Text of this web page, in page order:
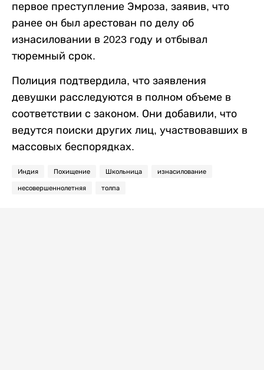
первое преступление Эмроза, заявив, что
ранее он был арестован по делу об
изнасиловании в 2023 году и отбывал
тюремный срок.
Полиция подтвердила, что заявления
девушки расследуются в полном объеме в
соответствии с законом. Они добавили, что
ведутся поиски других лиц, участвовавших в
массовых беспорядках.
Индия Похищение Школьница изнасилование
несовершеннолетняя толпа